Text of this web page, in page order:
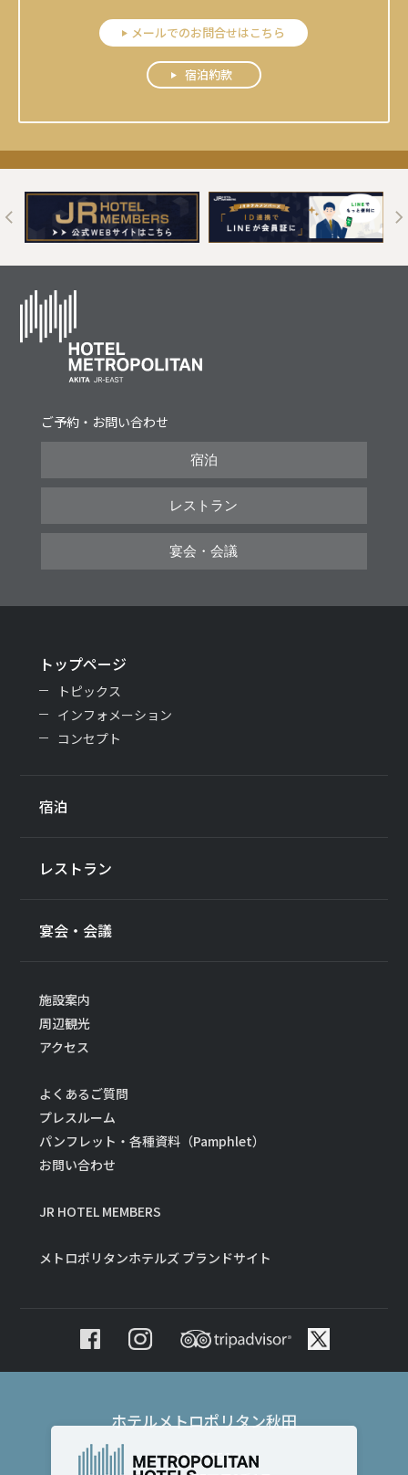
メールでのお問合せはこちら
宿泊約款
ご予約・お問い合わせ
宿泊
レストラン
宴会・会議
トップページ
トピックス
インフォメーション
コンセプト
宿泊
レストラン
宴会・会議
施設案内
周辺観光
アクセス
よくあるご質問
プレスルーム
パンフレット・各種資料（Pamphlet）
お問い合わせ
JR HOTEL MEMBERS
メトロポリタンホテルズ ブランドサイト
ホテルメトロポリタン秋田
〒010-8530